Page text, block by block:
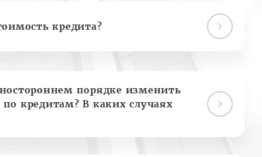
кредита?
порядке изменить
кредитам? В каких случаях